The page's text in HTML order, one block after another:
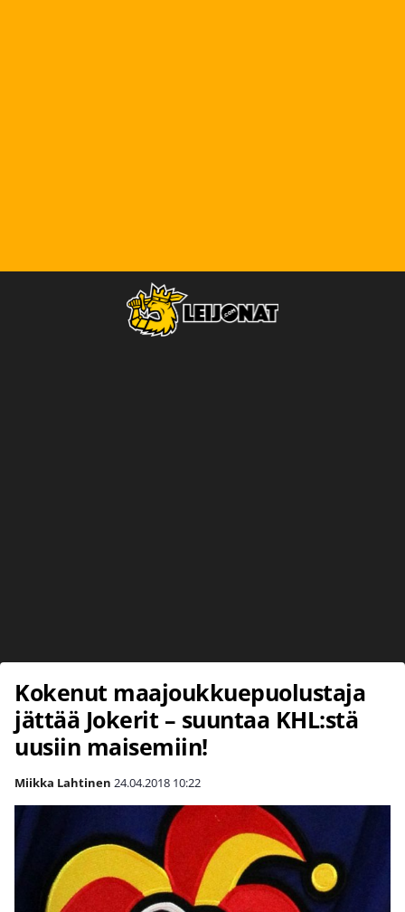
Kokenut maajoukkuepuolustaja
jättää Jokerit – suuntaa KHL:stä
uusiin maisemiin!
Miikka Lahtinen 24.04.2018 10:22